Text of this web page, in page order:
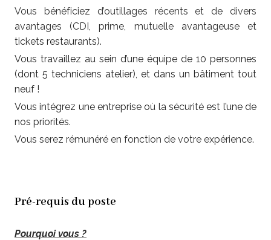
Vous bénéficiez d’outillages récents et de divers
avantages (CDI, prime, mutuelle avantageuse et
tickets restaurants).
Vous travaillez au sein d’une équipe de 10 personnes
(dont 5 techniciens atelier), et dans un bâtiment tout
neuf !
Vous intégrez une entreprise où la sécurité est l’une de
nos priorités.
Vous serez rémunéré en fonction de votre expérience.
Pré-requis du poste
Pourquoi vous ?